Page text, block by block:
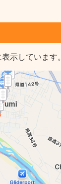
示しています。